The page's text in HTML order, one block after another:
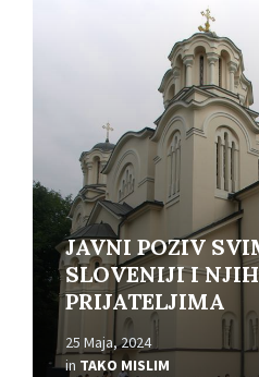
JAVNI POZIV
SLOVENIJI I
PRIJATELJIMA
25 Maja, 2024
in TAKO MISLIM